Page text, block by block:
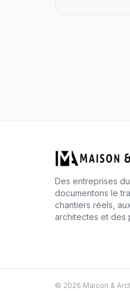
Des entreprises
documentons le
chantiers réels,
architectes et des
© 2026 Maison &